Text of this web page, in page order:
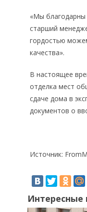
«Мы благодарны
старший
гордостью
качества».
В настоящее
отделка мест
сдаче дома в
документов о
Источник: